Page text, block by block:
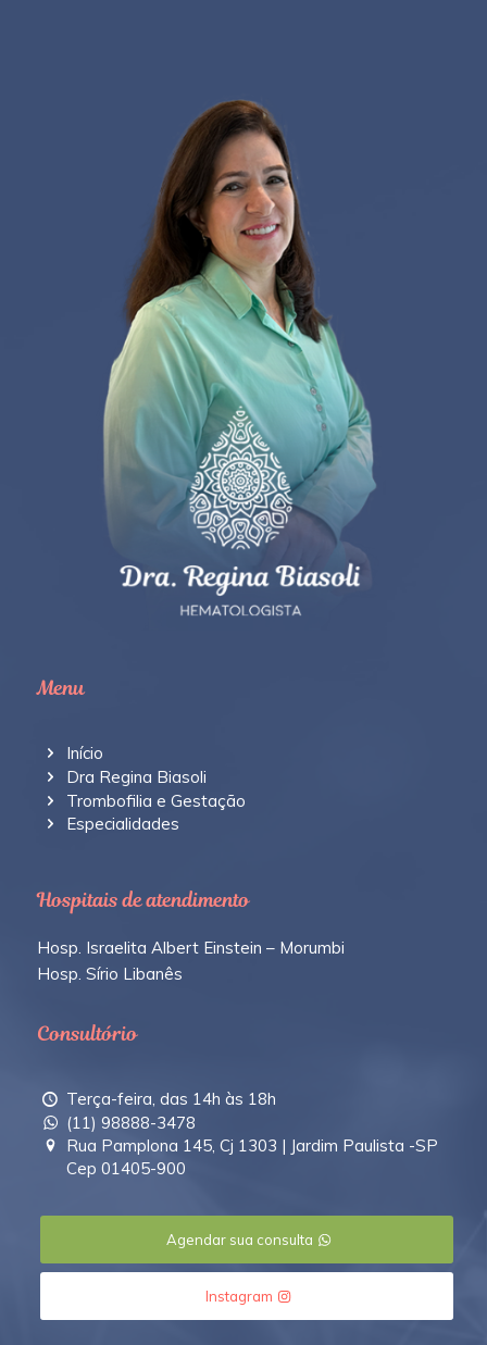
Menu
Início
Dra Regina Biasoli
Trombofilia e Gestação
Especialidades
Hospitais de atendimento
Hosp. Israelita Albert Einstein – Morumbi
Hosp. Sírio Libanês
Consultório
Terça-feira, das 14h às 18h
(11) 98888-3478
Rua Pamplona 145, Cj 1303 | Jardim Paulista -SP
Cep 01405-900
Agendar sua consulta
Instagram